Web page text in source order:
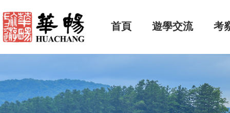
首頁 遊學交流 考